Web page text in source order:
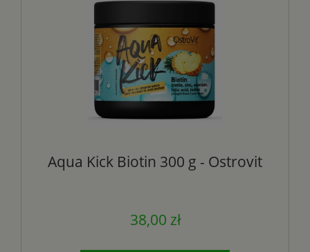
Aqua Kick Biotin 300 g - Ostrovit
38,00 zł